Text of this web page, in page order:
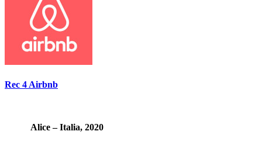
Rec 4 Airbnb
Alice – Italia, 2020